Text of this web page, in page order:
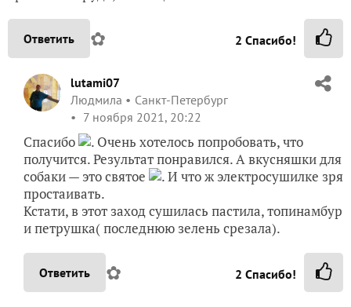
Ответить ✿ 2 Спасибо!
lutami07
Людмила
Санкт-Петербург
7 ноября 2021, 20:22
Спасибо
. Очень хотелось попробовать, что
получится. Результат понравился. А вкусняшки для
собаки — это святое
. И что ж электросушилке зря
простаивать.
Кстати, в этот заход сушилась пастила, топинамбур
и петрушка( последнюю зелень срезала).
Ответить ✿ 2 Спасибо!